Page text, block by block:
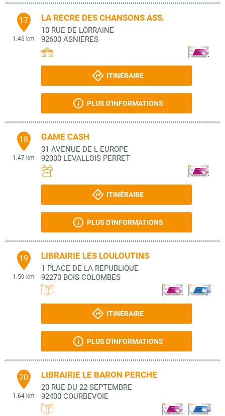
17
1.46 km
LA RECRE DES CHANSONS ASS.
10 RUE DE LORRAINE
92600 ASNIERES
ITINÉRAIRE
PLUS D'INFORMATIONS
18
1.47 km
GAME CASH
31 AVENUE DE L EUROPE
92300 LEVALLOIS PERRET
ITINÉRAIRE
PLUS D'INFORMATIONS
19
1.59 km
LIBRAIRIE LES LOULOUTINS
1 PLACE DE LA REPUBLIQUE
92270 BOIS COLOMBES
ITINÉRAIRE
PLUS D'INFORMATIONS
20
1.64 km
LIBRAIRIE LE BARON PERCHE
20 RUE DU 22 SEPTEMBRE
92400 COURBEVOIE